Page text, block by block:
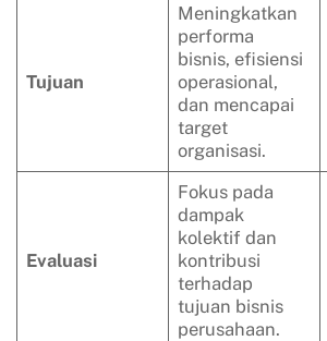
Tujuan
Meningkatkan
performa
bisnis, efisiensi
operasional,
dan mencapai
target
organisasi.
Evaluasi
Fokus pada
dampak
kolektif dan
kontribusi
terhadap
tujuan bisnis
perusahaan.